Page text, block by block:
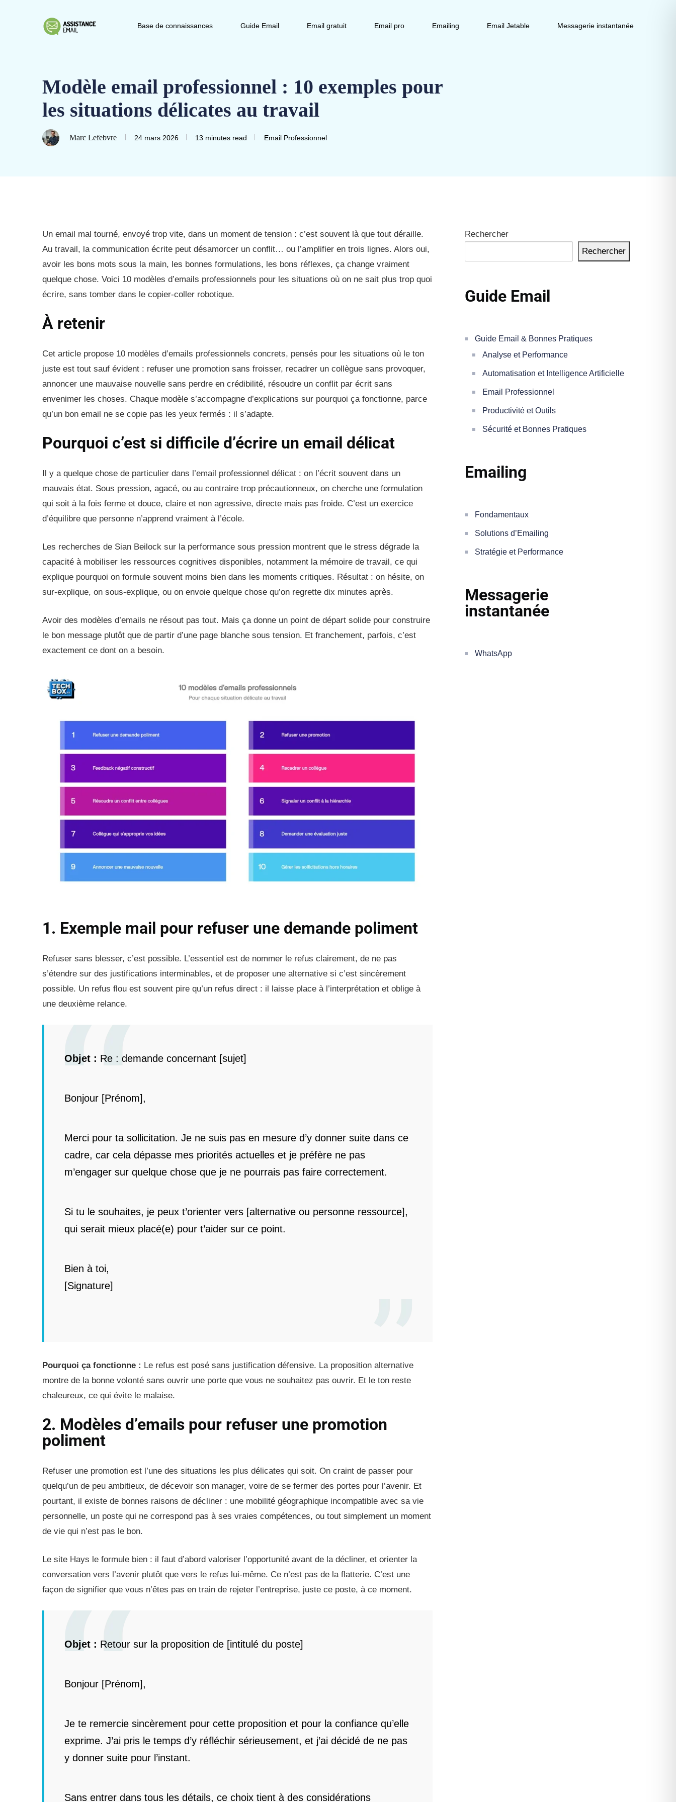
Base de connaissances Guide Email Email gratuit Email pro Emailing Email Jetable Messagerie instantanée
Modèle email professionnel : 10 exemples pour
les situations délicates au travail
Marc Lefebvre 24 mars 2026 13 minutes read Email Professionnel
Un email mal tourné, envoyé trop vite, dans un moment de tension : c’est souvent là que tout déraille.
Au travail, la communication écrite peut désamorcer un conflit… ou l’amplifier en trois lignes. Alors oui,
avoir les bons mots sous la main, les bonnes formulations, les bons réflexes, ça change vraiment
quelque chose. Voici 10 modèles d’emails professionnels pour les situations où on ne sait plus trop quoi
écrire, sans tomber dans le copier-coller robotique.
À retenir
Cet article propose 10 modèles d’emails professionnels concrets, pensés pour les situations où le ton
juste est tout sauf évident : refuser une promotion sans froisser, recadrer un collègue sans provoquer,
annoncer une mauvaise nouvelle sans perdre en crédibilité, résoudre un conflit par écrit sans
envenimer les choses. Chaque modèle s’accompagne d’explications sur pourquoi ça fonctionne, parce
qu’un bon email ne se copie pas les yeux fermés : il s’adapte.
Pourquoi c’est si difficile d’écrire un email délicat
Il y a quelque chose de particulier dans l’email professionnel délicat : on l’écrit souvent dans un
mauvais état. Sous pression, agacé, ou au contraire trop précautionneux, on cherche une formulation
qui soit à la fois ferme et douce, claire et non agressive, directe mais pas froide. C’est un exercice
d’équilibre que personne n’apprend vraiment à l’école.
Les recherches de Sian Beilock sur la performance sous pression montrent que le stress dégrade la
capacité à mobiliser les ressources cognitives disponibles, notamment la mémoire de travail, ce qui
explique pourquoi on formule souvent moins bien dans les moments critiques. Résultat : on hésite, on
sur-explique, on sous-explique, ou on envoie quelque chose qu’on regrette dix minutes après.
Avoir des modèles d’emails ne résout pas tout. Mais ça donne un point de départ solide pour construire
le bon message plutôt que de partir d’une page blanche sous tension. Et franchement, parfois, c’est
exactement ce dont on a besoin.
1. Exemple mail pour refuser une demande poliment
Refuser sans blesser, c’est possible. L’essentiel est de nommer le refus clairement, de ne pas
s’étendre sur des justifications interminables, et de proposer une alternative si c’est sincèrement
possible. Un refus flou est souvent pire qu’un refus direct : il laisse place à l’interprétation et oblige à
une deuxième relance.
Objet : Re : demande concernant [sujet]
Bonjour [Prénom],
Merci pour ta sollicitation. Je ne suis pas en mesure d’y donner suite dans ce
cadre, car cela dépasse mes priorités actuelles et je préfère ne pas
m’engager sur quelque chose que je ne pourrais pas faire correctement.
Si tu le souhaites, je peux t’orienter vers [alternative ou personne ressource],
qui serait mieux placé(e) pour t’aider sur ce point.
Bien à toi,
[Signature]
Pourquoi ça fonctionne : Le refus est posé sans justification défensive. La proposition alternative
montre de la bonne volonté sans ouvrir une porte que vous ne souhaitez pas ouvrir. Et le ton reste
chaleureux, ce qui évite le malaise.
2. Modèles d’emails pour refuser une promotion
poliment
Refuser une promotion est l’une des situations les plus délicates qui soit. On craint de passer pour
quelqu’un de peu ambitieux, de décevoir son manager, voire de se fermer des portes pour l’avenir. Et
pourtant, il existe de bonnes raisons de décliner : une mobilité géographique incompatible avec sa vie
personnelle, un poste qui ne correspond pas à ses vraies compétences, ou tout simplement un moment
de vie qui n’est pas le bon.
Le site Hays le formule bien : il faut d’abord valoriser l’opportunité avant de la décliner, et orienter la
conversation vers l’avenir plutôt que vers le refus lui-même. Ce n’est pas de la flatterie. C’est une
façon de signifier que vous n’êtes pas en train de rejeter l’entreprise, juste ce poste, à ce moment.
Objet : Retour sur la proposition de [intitulé du poste]
Bonjour [Prénom],
Je te remercie sincèrement pour cette proposition et pour la confiance qu’elle
exprime. J’ai pris le temps d’y réfléchir sérieusement, et j’ai décidé de ne pas
y donner suite pour l’instant.
Sans entrer dans tous les détails, ce choix tient à des considérations
Rechercher
Rechercher
Guide Email
Guide Email & Bonnes Pratiques
Analyse et Performance
Automatisation et Intelligence Artificielle
Email Professionnel
Productivité et Outils
Sécurité et Bonnes Pratiques
Emailing
Fondamentaux
Solutions d’Emailing
Stratégie et Performance
Messagerie
instantanée
WhatsApp